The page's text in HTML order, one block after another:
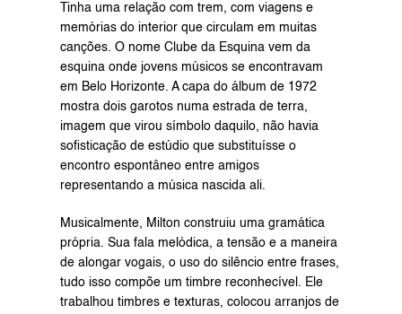
Tinha uma relação com trem, com viagens e
memórias do interior que circulam em muitas
canções. O nome Clube da Esquina vem da
esquina onde jovens músicos se encontravam
em Belo Horizonte. A capa do álbum de 1972
mostra dois garotos numa estrada de terra,
imagem que virou símbolo daquilo, não havia
sofisticação de estúdio que substituísse o
encontro espontâneo entre amigos
representando a música nascida ali.
Musicalmente, Milton construiu uma gramática
própria. Sua fala melódica, a tensão e a maneira
de alongar vogais, o uso do silêncio entre frases,
tudo isso compõe um timbre reconhecível. Ele
trabalhou timbres e texturas, colocou arranjos de